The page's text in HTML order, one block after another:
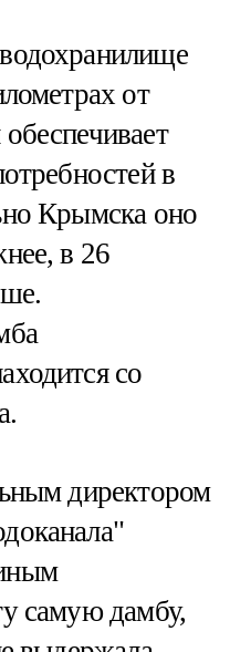
от
в
Крымска оно
в 26
со
директором
самую дамбу,